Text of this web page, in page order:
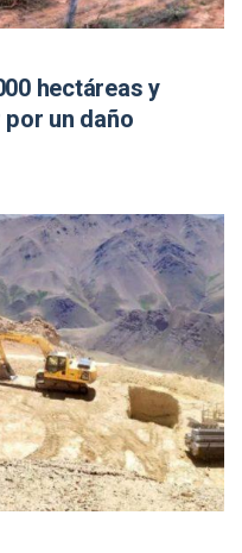
hectáreas y
un daño